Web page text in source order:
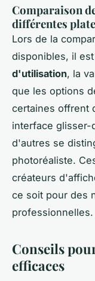
Comparaison
différentes
Lors de la
disponibles, il
d'utilisation, la
que les options
certaines offrent
interface glisser-
d'autres se
photoréaliste.
créateurs
ce soit pour des
professionnelles.
Conseils
efficaces